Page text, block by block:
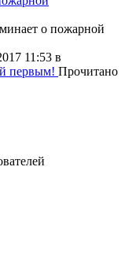
о пожарной
11:53 в
первым! Прочитано